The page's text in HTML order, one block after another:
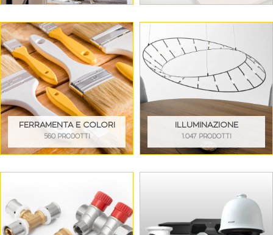
FERRAMENTA E COLORI
560 PRODOTTI
ILLUMINAZIONE
1.047 PRODOTTI